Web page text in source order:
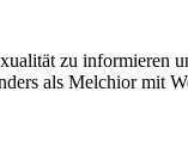
zu informieren
als Melchior mit